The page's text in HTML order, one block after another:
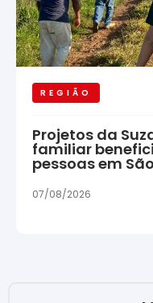
REGIÃO
Projetos da
familiar
pessoas em
07/08/2026